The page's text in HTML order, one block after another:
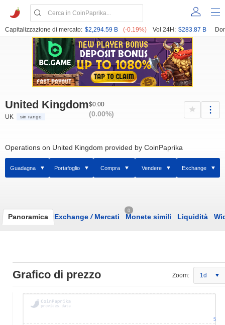
Capitalizzazione di mercato: $2,294.59 B (-0.19%) Vol 24H: $283.87 B
United Kingdom
UK sin rango
$0.00
(0.00%)
Operations on United Kingdom provided by CoinPaprika
Guadagna Portafoglio Compra Vendere Exchange
Panoramica Exchange /Mercati
0
Monete simili Liquidità
Grafico di prezzo Zoom: 1d
5